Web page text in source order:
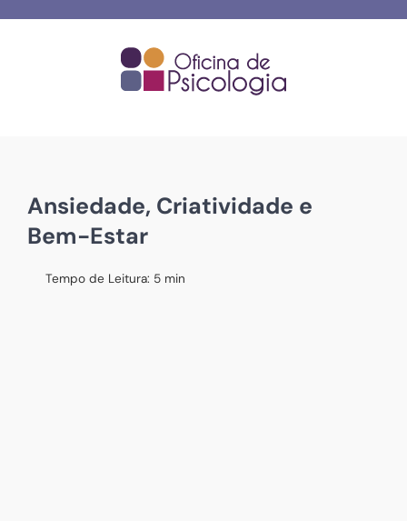
Ansiedade, Criatividade e
Bem-Estar
Tempo de Leitura: 5 min